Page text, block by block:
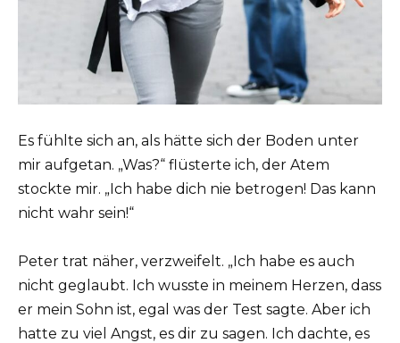
Es fühlte sich an, als hätte sich der Boden unter
mir aufgetan. „Was?“ flüsterte ich, der Atem
stockte mir. „Ich habe dich nie betrogen! Das kann
nicht wahr sein!“
Peter trat näher, verzweifelt. „Ich habe es auch
nicht geglaubt. Ich wusste in meinem Herzen, dass
er mein Sohn ist, egal was der Test sagte. Aber ich
hatte zu viel Angst, es dir zu sagen. Ich dachte, es